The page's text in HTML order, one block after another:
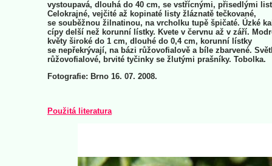
vystoupavá, dlouhá do 40 cm, se vstřícnými, přisedlými
Celokrajné, vejčité až kopinaté listy žláznatě tečkované,
se souběžnou žilnatinou, na vrcholku tupě špičaté. Úzké
cípy delší než korunní lístky. Kvete v červnu až v září.
květy široké do 1 cm, dlouhé do 0,4 cm, korunní lístky
se nepřekrývají, na bázi růžovofialově a bíle zbarvené.
růžovofialové, brvité tyčinky se žlutými prašníky. Tobolka.
Fotografie: Brno 16. 07. 2008.
Použitá literatura